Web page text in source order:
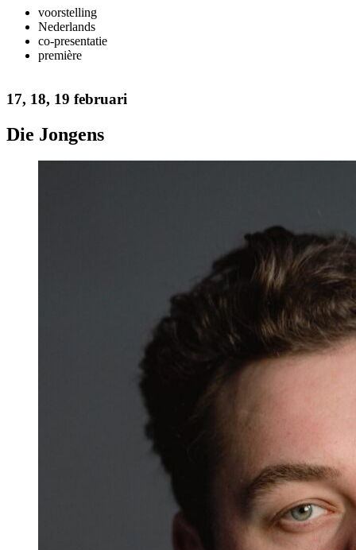
voorstelling
Nederlands
co-presentatie
première
17, 18, 19 februari
Die Jongens